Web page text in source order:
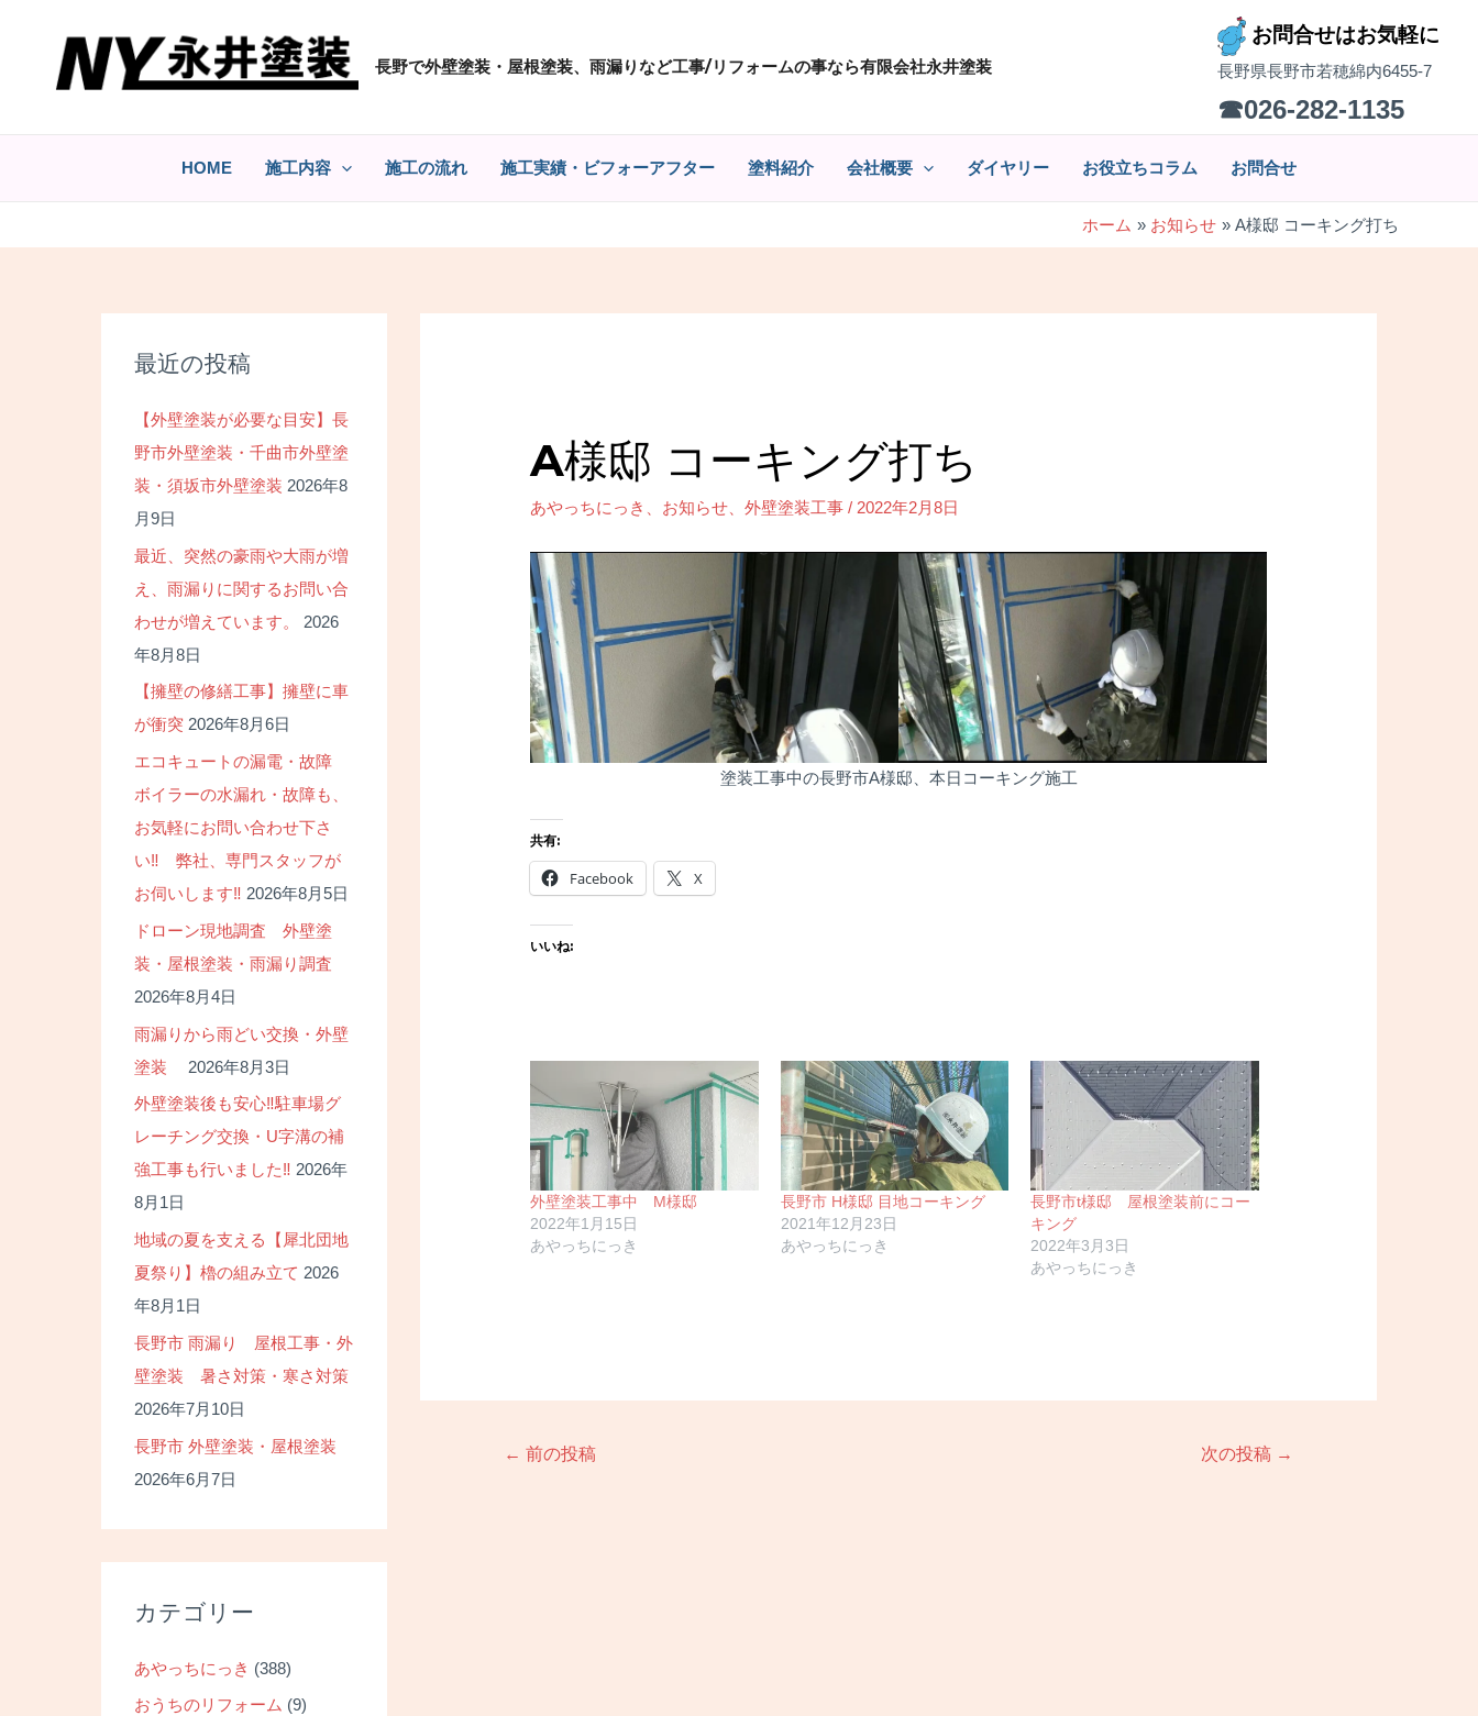
ッ
長野で外壁塗装・屋根塗装、雨漏りなど工事/リフォームの事なら有限会社永井塗装
お問合せはお気軽に
長野県長野市若穂綿内6455-7
☎026-282-1135
HOME 施工内容 施工の流れ 施工実績・ビフォーアフター 塗料紹介 会社概要 ダイヤリー お役立ちコラム お問合せ
ホーム お知らせ A様邸 コーキング打ち
最近の投稿
【外壁塗装が必要な目安】長
野市外壁塗装・千曲市外壁塗
装・須坂市外壁塗装 2026年8
月9日
最近、突然の豪雨や大雨が増
え、雨漏りに関するお問い合
わせが増えています。
2026
年8月8日
【擁壁の修繕工事】擁壁に車
が衝突 2026年8月6日
エコキュートの漏電・故障
ボイラーの水漏れ・故障も、
お気軽にお問い合わせ下さ
い‼ 弊社、専門スタッフが
お伺いします‼ 2026年8月5日
ドローン現地調査 外壁塗
装・屋根塗装・雨漏り調査
2026年8月4日
雨漏りから雨どい交換・外壁
塗装
2026年8月3日
外壁塗装後も安心‼駐車場グ
レーチング交換・U字溝の補
強工事も行いました‼ 2026年
8月1日
地域の夏を支える【犀北団地
夏祭り】櫓の組み立て 2026
年8月1日
長野市 雨漏り 屋根工事・外
壁塗装 暑さ対策・寒さ対策
2026年7月10日
長野市 外壁塗装・屋根塗装
2026年6月7日
カテゴリー
あやっちにっき (388)
おうちのリフォーム (9)
A様邸 コーキング打ち
あやっちにっき お知らせ 、外壁塗装工事 / 2022年2月8日
塗装工事中の長野市A様邸、本日コーキング施工
共有:
Facebook X
いいね:
外壁塗装工事中 M様邸
2022年1月15日
あやっちにっき
長野市 H様邸 目地コーキング
2021年12月23日
あやっちにっき
長野市t様邸 屋根塗装前にコー
キング
2022年3月3日
あやっちにっき
← 前の投稿 次の投稿 →